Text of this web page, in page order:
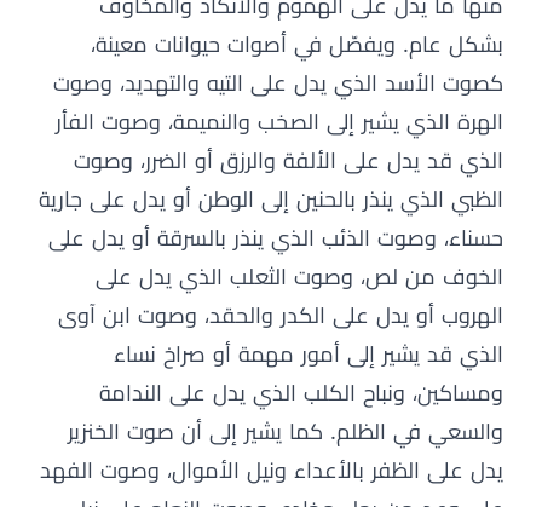
بشكل عام. ويفصّل في أصوات حيوانات معينة،
كصوت الأسد الذي يدل على التيه والتهديد، وصوت
الهرة الذي يشير إلى الصخب والنميمة، وصوت الفأر
الذي قد يدل على الألفة والرزق أو الضرر، وصوت
الظبي الذي ينذر بالحنين إلى الوطن أو يدل على جارية
حسناء، وصوت الذئب الذي ينذر بالسرقة أو يدل على
الخوف من لص، وصوت الثعلب الذي يدل على
الهروب أو يدل على الكدر والحقد، وصوت ابن آوى
الذي قد يشير إلى أمور مهمة أو صراخ نساء
ومساكين، ونباح الكلب الذي يدل على الندامة
والسعي في الظلم. كما يشير إلى أن صوت الخنزير
يدل على الظفر بالأعداء ونيل الأموال، وصوت الفهد